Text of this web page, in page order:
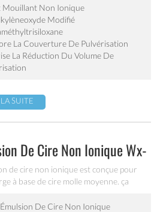
avec les adjuvants conventionnels.
Mouillant Non Ionique
Modifié
La Couverture De Pulvérisation
La Réduction Du Volume De
SUITE
De Cire Non Ionique Wx-
de cire non ionique est conçue pour
à base de cire molle moyenne. ça
forte, réduit la sensation résineuse de
Émulsion De Cire Non Ionique